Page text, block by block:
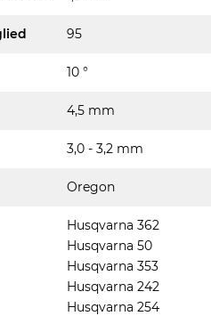
95
10 °
4,5 mm
3,0 - 3,2 mm
Oregon
Husqvarna 362
Husqvarna 50
Husqvarna 353
Husqvarna 242
Husqvarna 254